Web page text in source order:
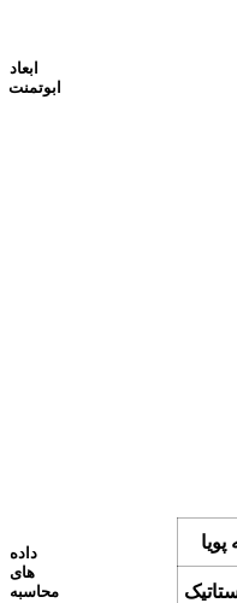
ابعاد
ابوتمنت
داده
های
محاسبه
پویا